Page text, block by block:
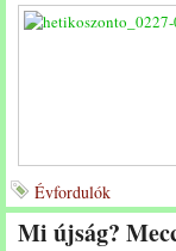
Évfordulók
Mi újság?